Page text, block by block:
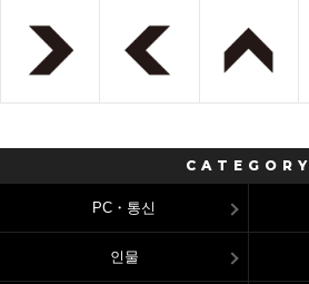
CATEGORY
PC・통신
인물